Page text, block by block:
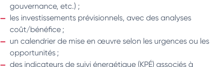
gouvernance, etc.) ;
les investissements prévisionnels, avec des analyses
coût/bénéfice ;
un calendrier de mise en œuvre selon les urgences ou les
opportunités ;
des indicateurs de suivi énergétique (KPÉ) associés à